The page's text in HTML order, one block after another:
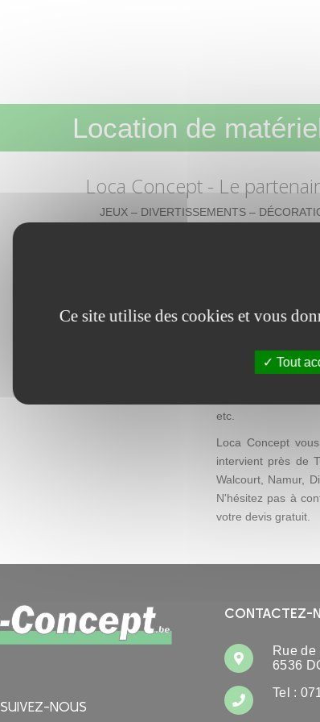
Location de
Loca Concept - Le
JEUX – DIVERTISSEMENTS –
Loca
Vous recherchez
Besoin de
Entreprise de
dont vous avez
animations
etc.
Loca Concept
intervient près de
Walcourt, Namur,
N'hésitez pas à
votre devis gratuit.
SUIVEZ-NOUS
CONTACTEZ-
Rue de
6536
Tel :
Ce site utilise des cookies et vous
Tout